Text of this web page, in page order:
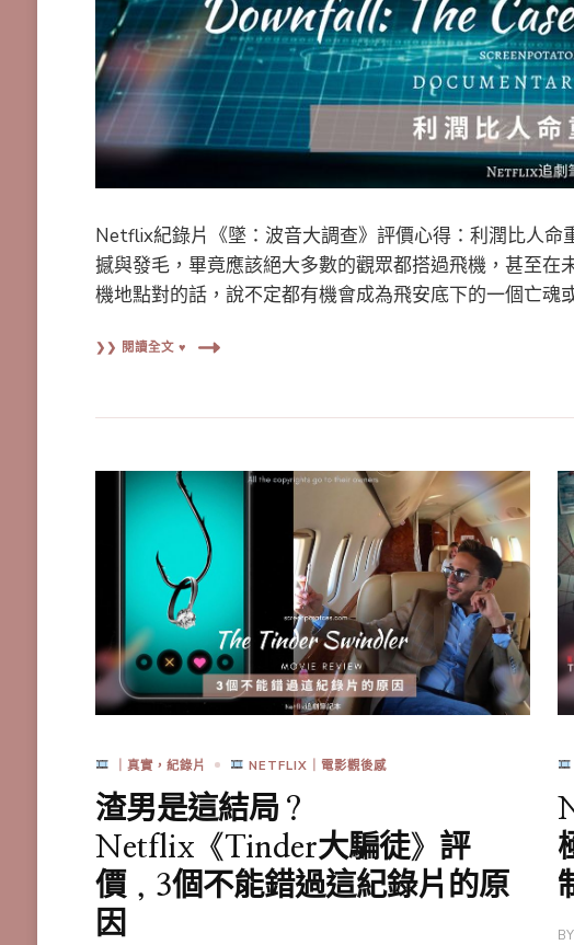
Netflix紀錄片《墜：波音大調查》評價心得：利潤比人
撼與發毛，畢竟應該絕大多數的觀眾都搭過飛機，甚至
機地點對的話，說不定都有機會成為飛安底下的一個亡魂
❯❯ 閱讀全文 ♥
｜真實，紀錄片 NETFLIX｜電影觀後感
渣男是這結局？
Netflix《Tinder大騙徒》評
價，3個不能錯過這紀錄片的原
因
BY